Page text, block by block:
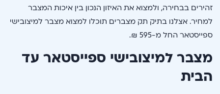
זהירים בבחירה, ולמצוא את האיזון הנכון בין איכות המצבר
למחיר. אצלנו בתיק תק מצברים תוכלו למצוא מצבר למיצובישי
ספייסטאר החל מ-595 ₪.
מצבר למיצובישי ספייסטאר עד
הבית